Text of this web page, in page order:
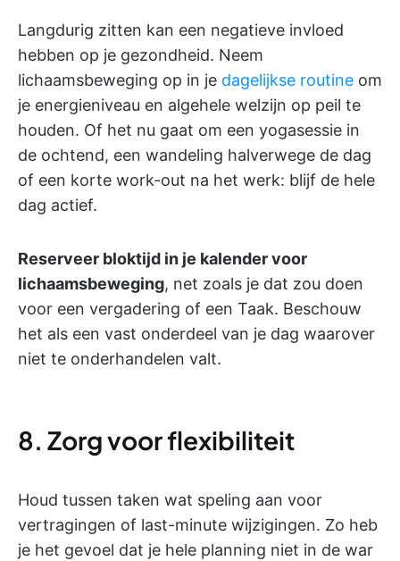
Langdurig zitten kan een negatieve invloed
hebben op je gezondheid. Neem
lichaamsbeweging op in je dagelijkse routine om
je energieniveau en algehele welzijn op peil te
houden. Of het nu gaat om een yogasessie in
de ochtend, een wandeling halverwege de dag
of een korte work-out na het werk: blijf de hele
dag actief.
Reserveer bloktijd in je kalender voor
lichaamsbeweging, net zoals je dat zou doen
voor een vergadering of een Taak. Beschouw
het als een vast onderdeel van je dag waarover
niet te onderhandelen valt.
8. Zorg voor flexibiliteit
Houd tussen taken wat speling aan voor
vertragingen of last-minute wijzigingen. Zo heb
je het gevoel dat je hele planning niet in de war